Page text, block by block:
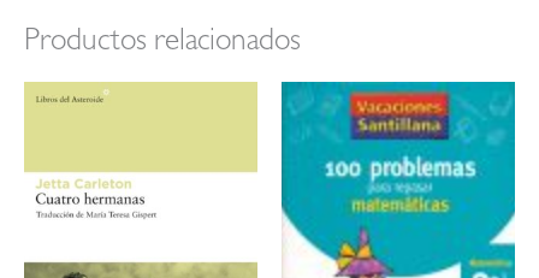
Productos relacionados